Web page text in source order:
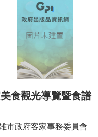
食觀光導覽暨食譜
市政府客家事務委員會